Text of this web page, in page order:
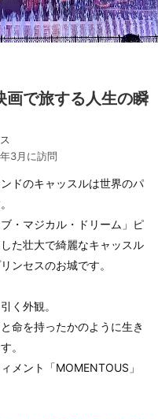
画で旅する人生の瞬
3月に訪問
ドのキャッスルは世界のパ
ブ・マジカル・ドリーム」ピ
た壮大で綺麗なキャッスル
ンセスのお城です。
く外観。
命を持ったかのように生き
。
メント「MOMENTOUS」